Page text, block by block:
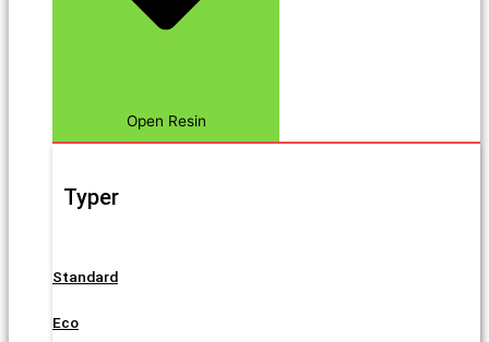
Open Resin
Typer
Standard
Eco